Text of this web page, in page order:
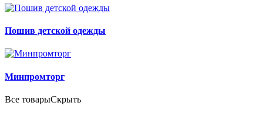
Пошив детской одежды
Минпромторг
Все товарыСкрыть